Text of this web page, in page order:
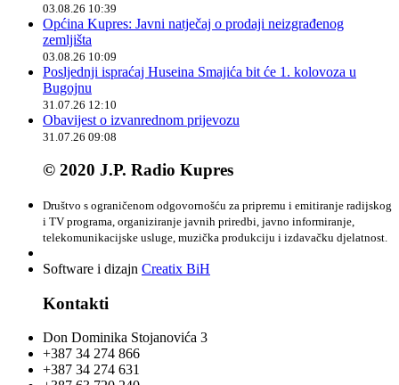
03.08.26 10:39
Općina Kupres: Javni natječaj o prodaji neizgrađenog
zemljišta
03.08.26 10:09
Posljednji ispraćaj Huseina Smajića bit će 1. kolovoza u
Bugojnu
31.07.26 12:10
Obavijest o izvanrednom prijevozu
31.07.26 09:08
© 2020 J.P. Radio Kupres
Društvo s ograničenom odgovornošću za pripremu i emitiranje radijskog
i TV programa, organiziranje javnih priredbi, javno informiranje,
telekomunikacijske usluge, muzička produkciju i izdavačku djelatnost.
Software i dizajn Creatix BiH
Kontakti
Don Dominika Stojanovića 3
+387 34 274 866
+387 34 274 631